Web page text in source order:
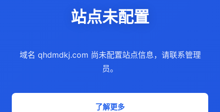
站点未配置
域名 qhdmdkj.com 尚未配置站点信息，请联系管理
员。
了解更多